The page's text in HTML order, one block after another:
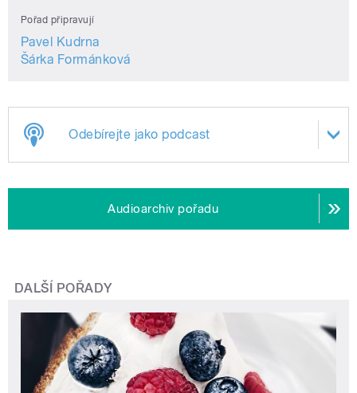
Pořad připravují
Pavel Kudrna
Šárka Formánková
Odebírejte jako podcast
Audioarchiv pořadu
DALŠÍ POŘADY